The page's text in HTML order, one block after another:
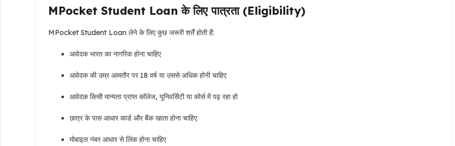
MPocket Student Loan के लिए पात्रता (Eligibility)
MPocket Student Loan लेने के लिए कुछ जरूरी शर्तें होती हैं:
आवेदक भारत का नागरिक होना चाहिए
आवेदक की उम्र आमतौर पर 18 वर्ष या उससे अधिक होनी चाहिए
आवेदक किसी मान्यता प्राप्त कॉलेज, यूनिवर्सिटी या कोर्स में पढ़ रहा हो
छात्र के पास आधार कार्ड और बैंक खाता होना चाहिए
मोबाइल नंबर आधार से लिंक होना चाहिए